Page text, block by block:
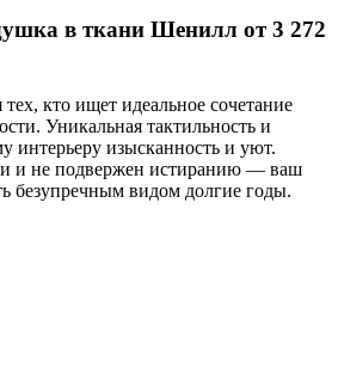
в ткани Шенилл от 3 272
кто ищет идеальное сочетание
Уникальная тактильность и
интерьеру изысканность и уют.
и не подвержен истиранию — ваш
безупречным видом долгие годы.